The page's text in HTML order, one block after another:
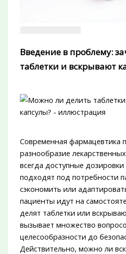
Введение в проблему:
таблетки и вскрывают
Современная фармацевтика
разнообразие
всегда доступные
подходят под потребности
сэкономить или
пациенты идут на
делят таблетки или
вызывает множество
целесообразности до
Действительно, можно ли